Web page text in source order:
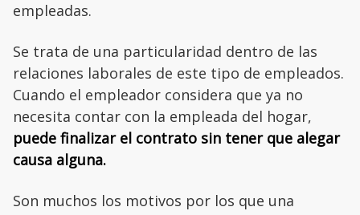
empleadas.
Se trata de una particularidad dentro de las
relaciones laborales de este tipo de empleados.
Cuando el empleador considera que ya no
necesita contar con la empleada del hogar,
puede finalizar el contrato sin tener que alegar
causa alguna.
Son muchos los motivos por los que una